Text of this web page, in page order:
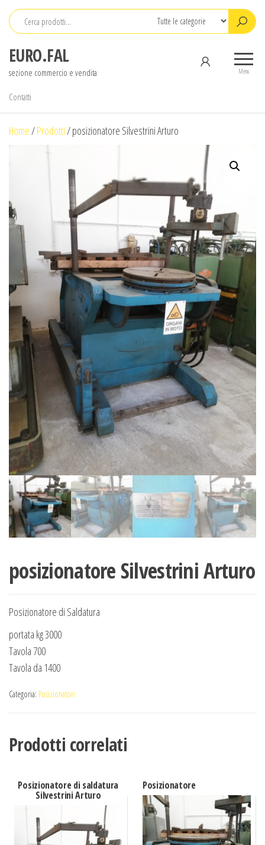
Salta
contenuto
EURO.FAL
sezione commercio e vendita Menu
Contatti
Home/Prodotti/posizionatore Silvestrini Arturo
posizionatore Silvestrini Arturo
Posizionatore di Saldatura
portata kg 3000
Tavola 700
Tavola da 1400
Categoria: Posizionatori
Prodotti correlati
Posizionatore di saldatura
Silvestrini Arturo
Posizionatore